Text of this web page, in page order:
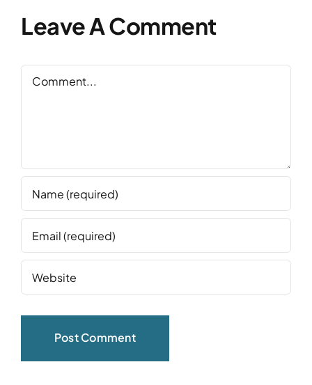
Leave A Comment